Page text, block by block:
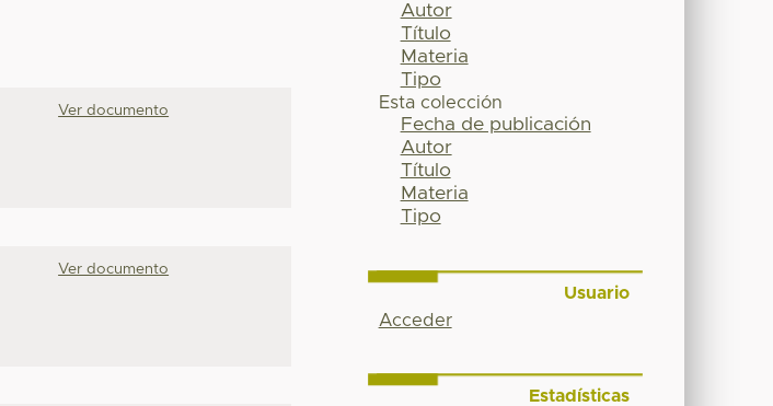
Ver documento
Ver documento
Autor
Título
Materia
Tipo
Esta colección
Fecha de publicación
Autor
Título
Materia
Tipo
Usuario
Acceder
Estadísticas